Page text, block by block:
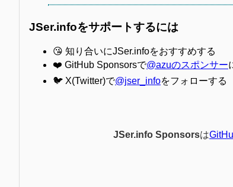
JSer.infoをサポートするには
😘 知り合いにJSer.infoをおすすめする
❤️ GitHub Sponsorsで@azuのスポンサー
🐦 X(Twitter)で@jser_infoをフォローする
JSer.info Sponsorsは